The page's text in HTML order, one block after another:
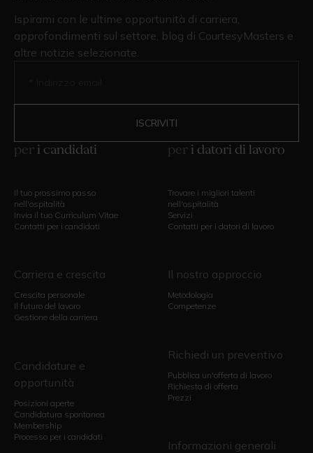
Ispirami con le ultime opportunità di carriera,
approfondimenti sul settore, blog di CourtesyMasters e
altre notizie selezionate.
per i candidati
Il tuo prossimo passo
nell'ospitalità
Invia il tuo Curriculum Vitae
Contatti per i candidati
Carriera e crescita
Crescita personale
Il futuro del lavoro
Gestione della carriera
Candidature e
opportunità
Posizioni aperte
Candidatura spontanea
Membership
Processo per i candidati
per i datori di lavoro
Trovare i migliori talenti
nell'ospitalità
Servizi
Contatti per i datori di lavoro
Il nostro approccio
Metodologia
Competenze
Richiedi un preventivo
Pubblica un'offerta di lavoro
Richiesta di offerta
Prezzi
Informazioni generali